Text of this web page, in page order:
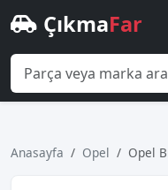
ÇıkmaFar
Anasayfa Opel Opel